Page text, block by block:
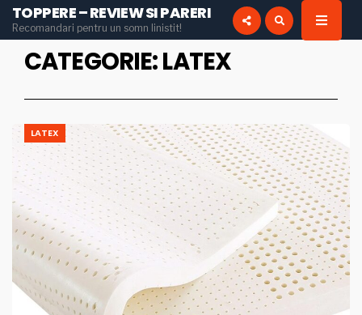
INSTAGRAM PINTEREST
for:
TOPPERE – REVIEW SI PARERI
Recomandari pentru un somn linistit!
CATEGORIE:LATEX
LATEX